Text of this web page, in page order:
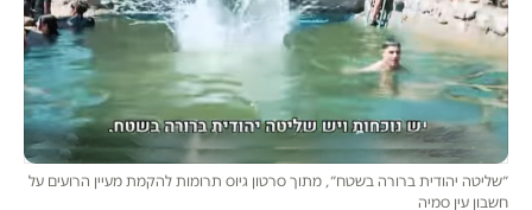
״שליטה יהודית ברורה בשטח״, מתוך סרטון גיוס תרומות להקמת מעיין הרועים על
חשבון עין סמיה